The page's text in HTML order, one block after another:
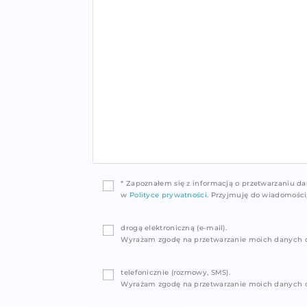
* Zapoznałem się z informacją o przetwarzaniu
w Polityce prywatności. Przyjmuję do
korespondencji - na podstawie art. 6 ust. 1 lit. f
polegający na obsłudze zapytań).
drogą elektroniczną (e-mail).
Wyrażam zgodę na przetwarzanie moich danych
handlowych drogą elektroniczną (e-mail), w tym
telefonicznie (rozmowy, SMS).
Wyrażam zgodę na przetwarzanie moich danych